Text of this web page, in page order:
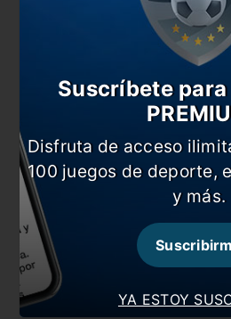
Dejá tu opinión acá!
Nombre
Correo electrónicoYA ESTOY
Suscríbete
Disfruta de acceso
100 juegos de deporte,
y más.